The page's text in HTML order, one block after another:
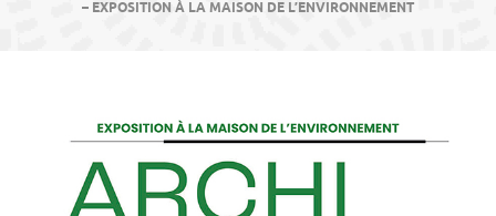
– EXPOSITION À LA MAISON DE L’ENVIRONNEMENT